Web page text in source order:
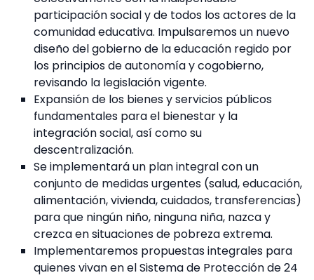
participación social y de todos los actores de la
comunidad educativa. Impulsaremos un nuevo
diseño del gobierno de la educación regido por
los principios de autonomía y cogobierno,
revisando la legislación vigente.
Expansión de los bienes y servicios públicos
fundamentales para el bienestar y la
integración social, así como su
descentralización.
Se implementará un plan integral con un
conjunto de medidas urgentes (salud, educación,
alimentación, vivienda, cuidados, transferencias)
para que ningún niño, ninguna niña, nazca y
crezca en situaciones de pobreza extrema.
Implementaremos propuestas integrales para
quienes vivan en el Sistema de Protección de 24